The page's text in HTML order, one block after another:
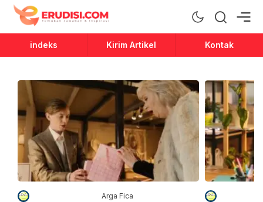
Erudisi
Temukan Jawaban dan Inspirasi
indeks Kirim Artikel Kontak
Arga Fica